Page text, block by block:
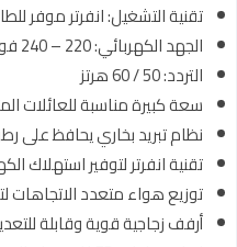
تقنية التشغيل: انفرتر موفر
الجهد الكهربائي: 220 – 240 فولت
التردد: 50 / 60 هرتز
سعة كبيرة مناسبة للعائلات
نظام تبريد بخاري يحافظ على
تقنية انفرتر لتوفير استهلاك
توزيع هواء متعدد الاتجاهات
أرفف زجاجية قوية وقابلة